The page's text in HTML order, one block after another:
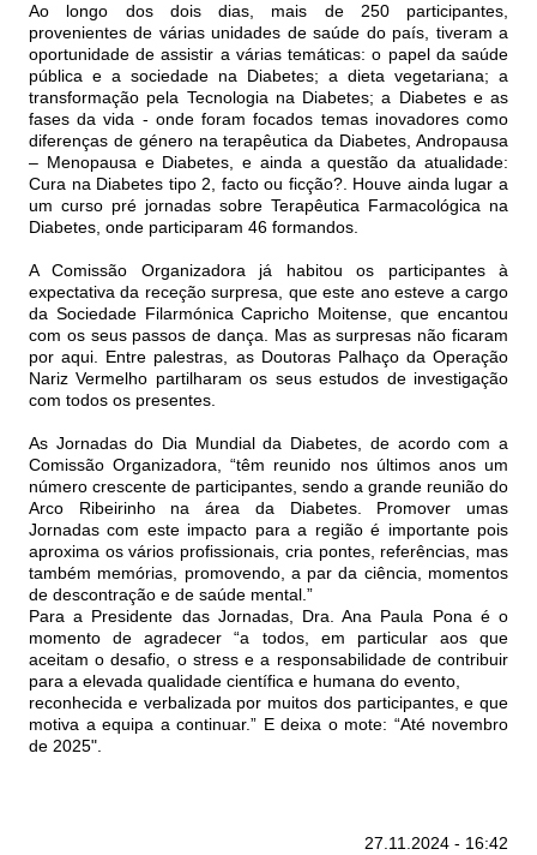
Ao longo dos dois dias, mais de 250 participantes,
provenientes de várias unidades de saúde do país, tiveram a
oportunidade de assistir a várias temáticas: o papel da saúde
pública e a sociedade na Diabetes; a dieta vegetariana; a
transformação pela Tecnologia na Diabetes; a Diabetes e as
fases da vida - onde foram focados temas inovadores como
diferenças de género na terapêutica da Diabetes, Andropausa
– Menopausa e Diabetes, e ainda a questão da atualidade:
Cura na Diabetes tipo 2, facto ou ficção?. Houve ainda lugar a
um curso pré jornadas sobre Terapêutica Farmacológica na
Diabetes, onde participaram 46 formandos.
A Comissão Organizadora já habitou os participantes à
expectativa da receção surpresa, que este ano esteve a cargo
da Sociedade Filarmónica Capricho Moitense, que encantou
com os seus passos de dança. Mas as surpresas não ficaram
por aqui. Entre palestras, as Doutoras Palhaço da Operação
Nariz Vermelho partilharam os seus estudos de investigação
com todos os presentes.
As Jornadas do Dia Mundial da Diabetes, de acordo com a
Comissão Organizadora, “têm reunido nos últimos anos um
número crescente de participantes, sendo a grande reunião do
Arco Ribeirinho na área da Diabetes. Promover umas
Jornadas com este impacto para a região é importante pois
aproxima os vários profissionais, cria pontes, referências, mas
também memórias, promovendo, a par da ciência, momentos
de descontração e de saúde mental.”
Para a Presidente das Jornadas, Dra. Ana Paula Pona é o
momento de agradecer “a todos, em particular aos que
aceitam o desafio, o stress e a responsabilidade de contribuir
para a elevada qualidade científica e humana do evento,
reconhecida e verbalizada por muitos dos participantes, e que
motiva a equipa a continuar.” E deixa o mote: “Até novembro
de 2025".
27.11.2024 - 16:42